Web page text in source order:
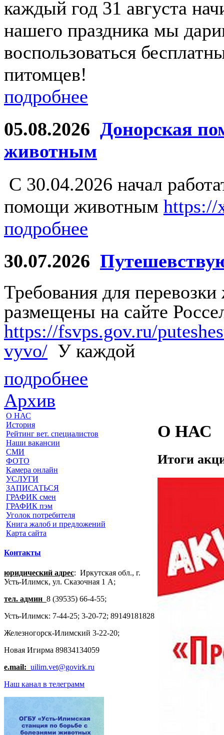
каждый год 31 августа
нашего праздника мы
воспользоваться
питомцев!
подробнее
05.08.2026 Донорская
животным
С 30.04.2026 начал
помощи животным https://
подробнее
30.07.2026
Требования для
размещены на сайте
https://fsvps.gov.ru/
vyvo/ У каждой
подробнее
Архив
О НАС
История
Рейтинг вет. специалистов
Наши вакансии
СМИ
ФОТО
Камера онлайн
УСЛУГИ
ЗАПИСАТЬСЯ
ГРАФИК смен
ГРАФИК пэм
Уголок потребителя
Книга жалоб и предложений
Карта сайта
Контакты
юридический адрес: Иркутская обл., г.
Усть-Илимск, ул. Сказочная 1 А;
тел. админ 8 (39535) 66-4-55;
Усть-Илимск: 7-44-25; 3-20-72; 89149181828
Железногорск-Илимский 3-22-20;
Новая Игирма 89834134059
e.mail: uilim.vet@govirk.ru
Наш канал в телеграмм
О НАС
Итоги